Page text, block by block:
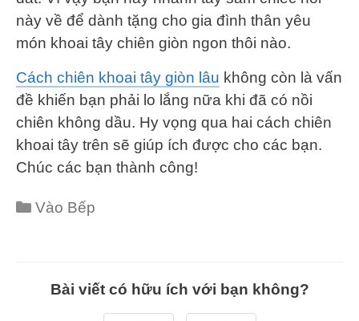
này về để dành tặng cho gia đình thân yêu
món khoai tây chiên giòn ngon thôi nào.
Cách chiên khoai tây giòn lâu không còn là vấn
đề khiến bạn phải lo lắng nữa khi đã có nồi
chiên không dầu. Hy vọng qua hai cách chiên
khoai tây trên sẽ giúp ích được cho các bạn.
Chúc các bạn thành công!
Categories
Vào Bếp
Bài viết có hữu ích với bạn không?